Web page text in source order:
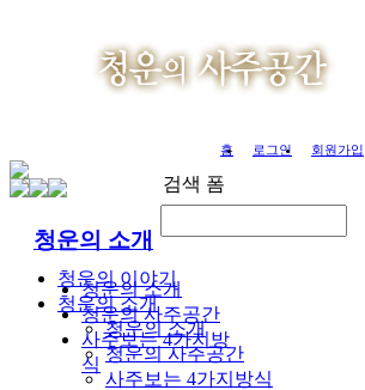
홈 로그인 회원가입
검색 폼
청운의 이야기
청운의 소개
청운의 소개
청운의 사주공간
사주보는 4가지방식
청운의 소개
청운의 소개
청운의 사주공간
사주보는 4가지방
식